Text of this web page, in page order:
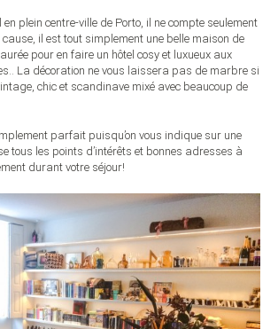
plein centre-ville de Porto, il ne compte seulement
il est tout simplement une belle maison de
pour en faire un hôtel cosy et luxueux aux
La décoration ne vous laissera pas de marbre si
chic et scandinave mixé avec beaucoup de
parfait puisqu’on vous indique sur une
tous les points d’intérêts et bonnes adresses à
durant votre séjour!